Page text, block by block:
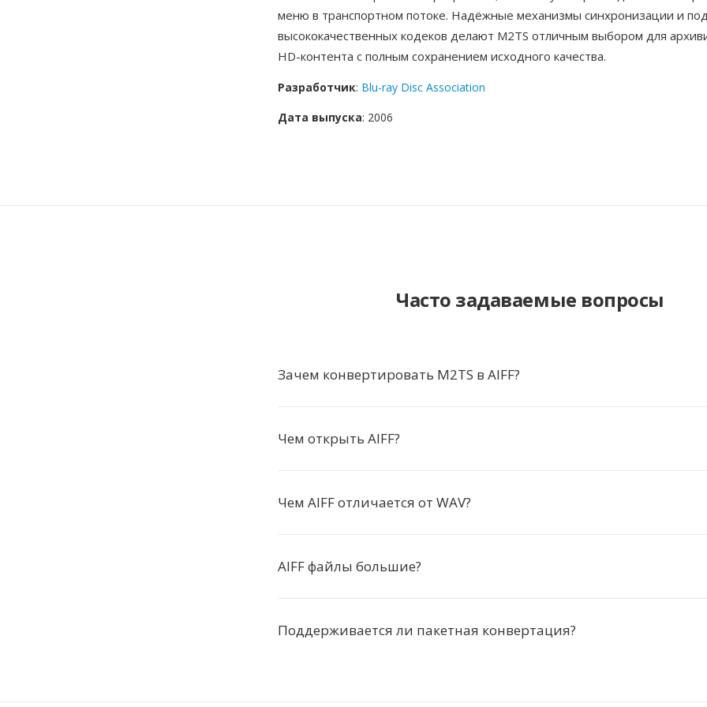
меню в транспортном потоке. Надёжные механизмы синхронизации и
высококачественных кодеков делают M2TS отличным выбором для
HD-контента с полным сохранением исходного качества.
Разработчик: Blu-ray Disc Association
Дата выпуска: 2006
Часто задаваемые вопросы
Зачем конвертировать M2TS в AIFF?
Чем открыть AIFF?
Чем AIFF отличается от WAV?
AIFF файлы большие?
Поддерживается ли пакетная конвертация?